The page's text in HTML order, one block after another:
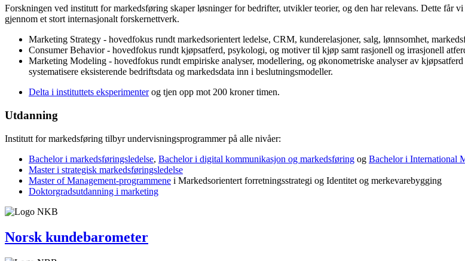
Forskningen ved institutt for markedsføring skaper løsninger for bedrifter, utvikler teorier, og den har relevans. Dette får
gjennom et stort internasjonalt forskernettverk.
Marketing Strategy - hovedfokus rundt markedsorientert ledelse, CRM, kunderelasjoner, salg, lønnsomhet,
Consumer Behavior - hovedfokus rundt kjøpsatferd, psykologi, og motiver til kjøp samt rasjonell og irrasjonell
Marketing Modeling - hovedfokus rundt empiriske analyser, modellering, og økonometriske analyser av
systematisere eksisterende bedriftsdata og markedsdata inn i beslutningsmodeller.
Delta i instituttets eksperimenterog tjen opp mot 200 kroner timen.
Utdanning
Institutt for markedsføring tilbyr undervisningsprogrammer på alle nivåer:
Bachelor i markedsføringsledelse, Bachelor i digital kommunikasjon og markedsføring og Bachelor i International
Master i strategisk markedsføringsledelse
Master of Management-programmene i Markedsorientert forretningsstrategi og Identitet og merkevarebygging
Doktorgradsutdanning i marketing
Norsk kundebarometer